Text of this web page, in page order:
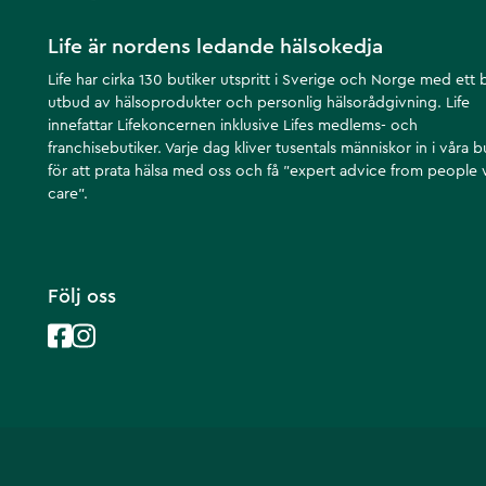
Life är nordens ledande hälsokedja
Life har cirka 130 butiker utspritt i Sverige och Norge med ett
utbud av hälsoprodukter och personlig hälsorådgivning. Life
innefattar Lifekoncernen inklusive Lifes medlems- och
franchisebutiker. Varje dag kliver tusentals människor in i våra
för att prata hälsa med oss och få ”expert advice from people
care”.
Följ oss